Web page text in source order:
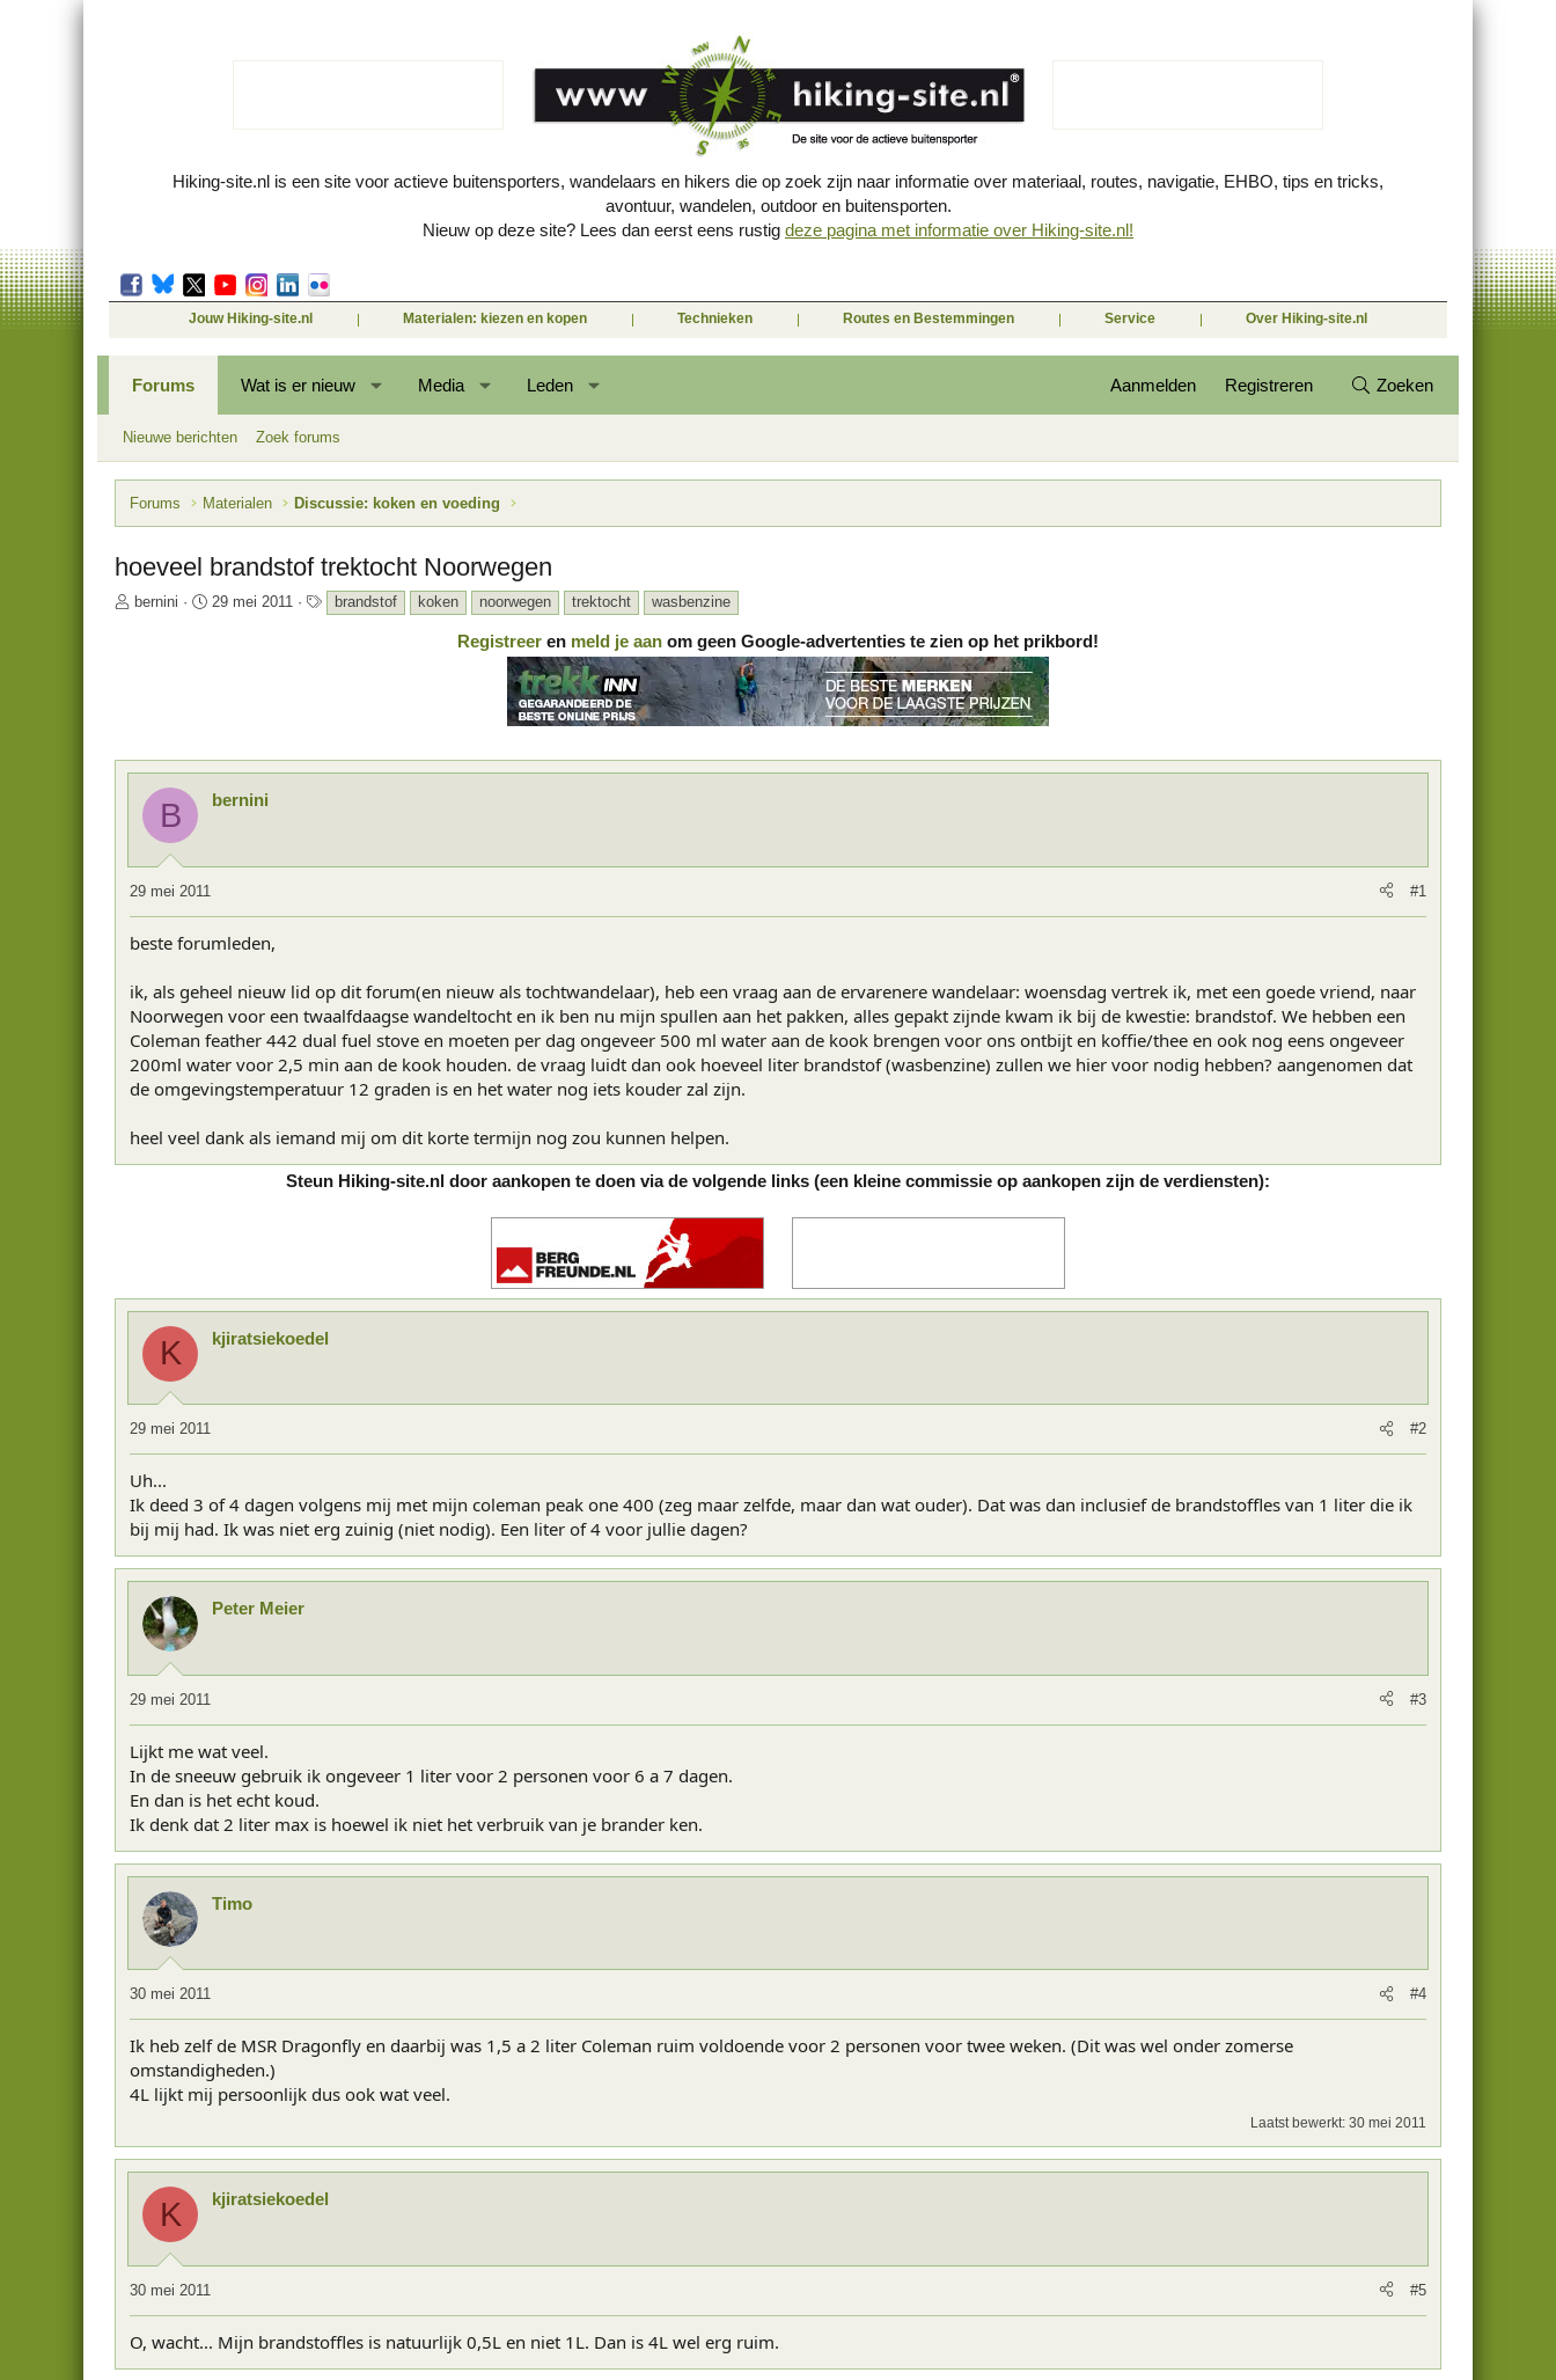
Hiking-site.nl is een site voor actieve buitensporters, wandelaars en hikers die op zoek zijn naar informatie over materiaal, routes, navigatie, EHBO, tips en tricks,
avontuur, wandelen, outdoor en buitensporten.
Nieuw op deze site? Lees dan eerst eens rustig deze pagina met informatie over Hiking-site.nl!
Jouw Hiking-site.nl Materialen: kiezen en kopen Technieken Routes en Bestemmingen Service Over Hiking-site.nl
Forums Wat is er nieuw Media Leden Aanmelden Registreren Zoeken
Nieuwe berichten Zoek forums
Forums Materialen Discussie: koken en voeding
hoeveel brandstof trektocht Noorwegen
O
p
t
e
r
bernini
S
u
29 mei 2011
a
brandstof koken noorwegen trektocht wasbenzine
Registreer en meld je aan om geen Google-advertenties te zien op het prikbord!
B bernini
29 mei 2011 #1
beste forumleden,
ik, als geheel nieuw lid op dit forum(en nieuw als tochtwandelaar), heb een vraag aan de ervarenere wandelaar: woensdag vertrek ik, met een goede vriend, naar
Noorwegen voor een twaalfdaagse wandeltocht en ik ben nu mijn spullen aan het pakken, alles gepakt zijnde kwam ik bij de kwestie: brandstof. We hebben een
Coleman feather 442 dual fuel stove en moeten per dag ongeveer 500 ml water aan de kook brengen voor ons ontbijt en koffie/thee en ook nog eens ongeveer
200ml water voor 2,5 min aan de kook houden. de vraag luidt dan ook hoeveel liter brandstof (wasbenzine) zullen we hier voor nodig hebben? aangenomen dat
de omgevingstemperatuur 12 graden is en het water nog iets kouder zal zijn.
heel veel dank als iemand mij om dit korte termijn nog zou kunnen helpen.
Steun Hiking-site.nl door aankopen te doen via de volgende links (een kleine commissie op aankopen zijn de verdiensten):
K kjiratsiekoedel
29 mei 2011 #2
Uh...
Ik deed 3 of 4 dagen volgens mij met mijn coleman peak one 400 (zeg maar zelfde, maar dan wat ouder). Dat was dan inclusief de brandstoffles van 1 liter die ik
bij mij had. Ik was niet erg zuinig (niet nodig). Een liter of 4 voor jullie dagen?
Peter Meier
29 mei 2011 #3
Lijkt me wat veel.
In de sneeuw gebruik ik ongeveer 1 liter voor 2 personen voor 6 a 7 dagen.
En dan is het echt koud.
Ik denk dat 2 liter max is hoewel ik niet het verbruik van je brander ken.
Timo
30 mei 2011 #4
Ik heb zelf de MSR Dragonfly en daarbij was 1,5 a 2 liter Coleman ruim voldoende voor 2 personen voor twee weken. (Dit was wel onder zomerse
omstandigheden.)
4L lijkt mij persoonlijk dus ook wat veel.
Laatst bewerkt: 30 mei 2011
K kjiratsiekoedel
30 mei 2011 #5
O, wacht... Mijn brandstoffles is natuurlijk 0,5L en niet 1L. Dan is 4L wel erg ruim.